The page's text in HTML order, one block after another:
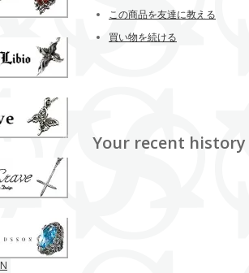
この商品を友達に教える
買い物を続ける
Your recent history